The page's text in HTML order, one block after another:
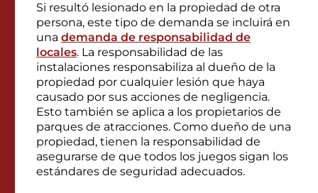
Si resultó lesionado en la propiedad de otra
persona, este tipo de demanda se incluirá en
una demanda de responsabilidad de
locales. La responsabilidad de las
instalaciones responsabiliza al dueño de la
propiedad por cualquier lesión que haya
causado por sus acciones de negligencia.
Esto también se aplica a los propietarios de
parques de atracciones. Como dueño de una
propiedad, tienen la responsabilidad de
asegurarse de que todos los juegos sigan los
estándares de seguridad adecuados.